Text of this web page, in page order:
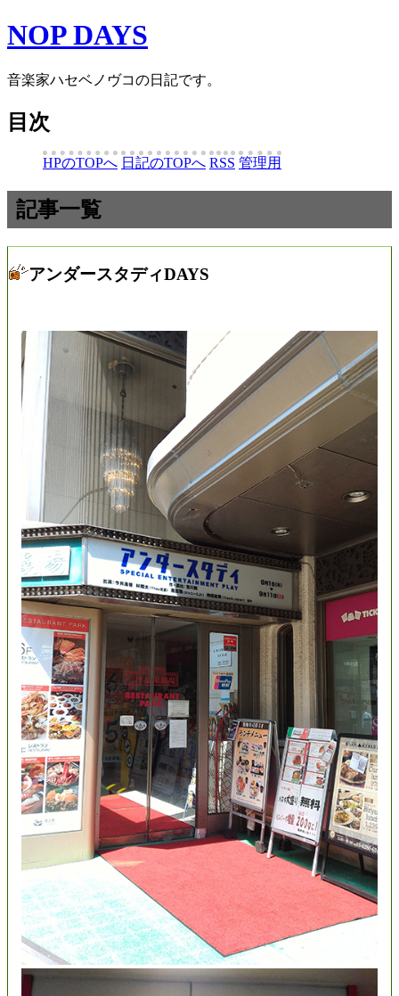
NOP DAYS
音楽家ハセベノヴコの日記です。
目次
HPのTOPへ 日記のTOPへ RSS 管理用
記事一覧
アンダースタディDAYS